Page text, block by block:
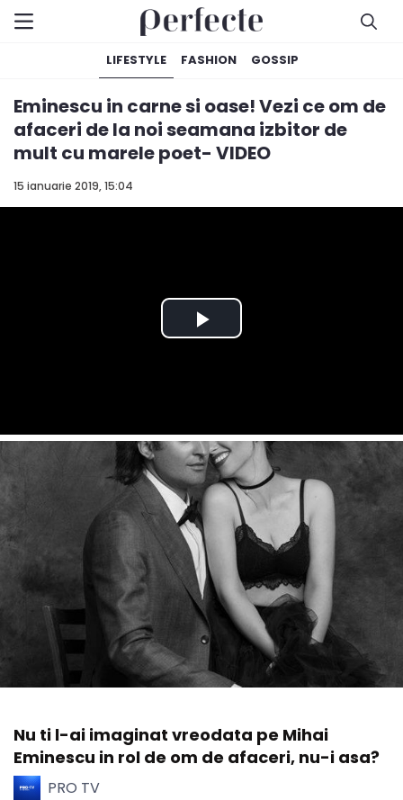
LIFESTYLE FASHION GOSSIP
15 ianuarie 2019, 15:04
Eminescu in carne si oase! Vezi ce om de
afaceri de la noi seamana izbitor de
mult cu marele poet- VIDEO
Nu ti l-ai imaginat vreodata pe Mihai
Eminescu in rol de om de afaceri, nu-i asa?
PRO TV